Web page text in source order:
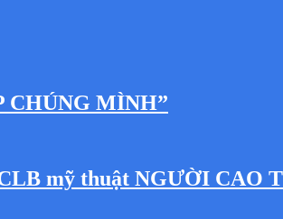
CHÚNG MÌNH”
mỹ thuật NGƯỜI CAO